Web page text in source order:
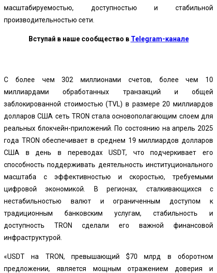
масштабируемостью, доступностью и стабильной
производительностью сети.
Вступай в наше сообщество в Telegram-канале
С более чем 302 миллионами счетов, более чем 10
миллиардами обработанных транзакций и общей
заблокированной стоимостью (TVL) в размере 20 миллиардов
долларов США сеть TRON стала основополагающим слоем для
реальных блокчейн-приложений. По состоянию на апрель 2025
года TRON обеспечивает в среднем 19 миллиардов долларов
США в день в переводах USDT, что подчеркивает его
способность поддерживать деятельность институционального
масштаба с эффективностью и скоростью, требуемыми
цифровой экономикой. В регионах, сталкивающихся с
нестабильностью валют и ограниченным доступом к
традиционным банковским услугам, стабильность и
доступность TRON сделали его важной финансовой
инфраструктурой.
«USDT на TRON, превышающий $70 млрд в оборотном
предложении, является мощным отражением доверия и